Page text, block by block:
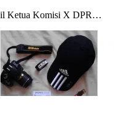
Ketua Komisi X DPR…